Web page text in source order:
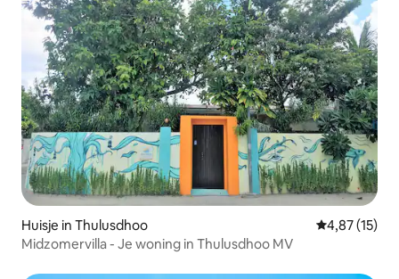
Huisje in Thulusdhoo Gemiddelde
4,87 (15)
Midzomervilla - Je woning in Thulusdhoo MV